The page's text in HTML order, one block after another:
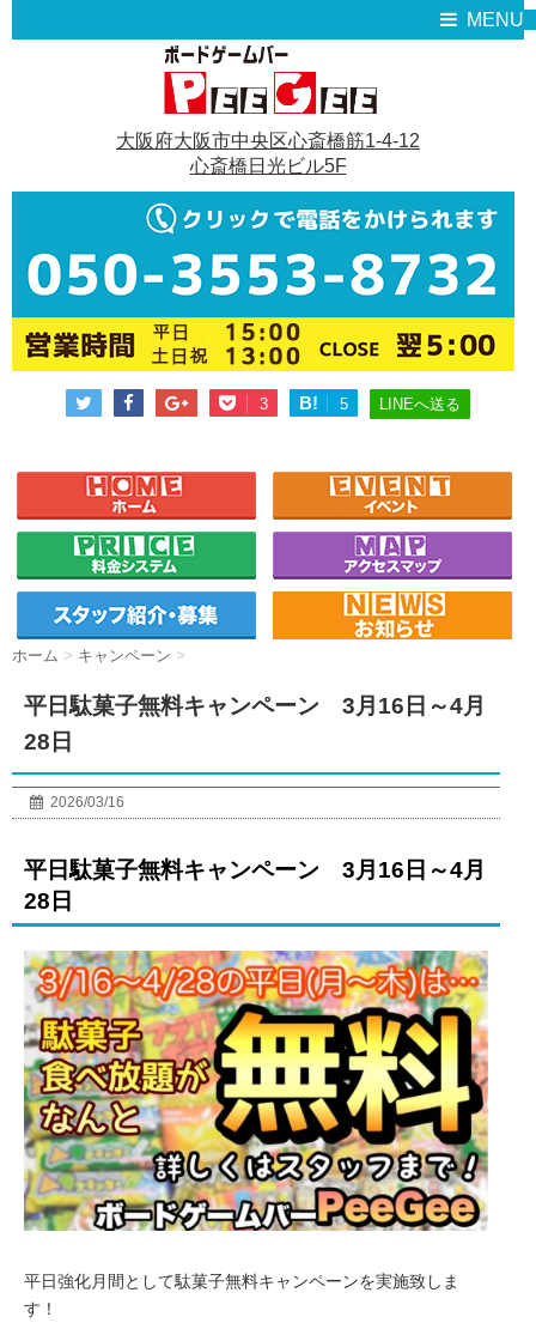
MENU
大阪府大阪市中央区心斎橋筋1-4-12
心斎橋日光ビル5F
3 B! 5 LINEへ送る
ホーム > キャンペーン >
平日駄菓子無料キャンペーン 3月16日～4月
28日
2026/03/16
平日駄菓子無料キャンペーン 3月16日～4月
28日
平日強化月間として駄菓子無料キャンペーンを実施致しま
す！